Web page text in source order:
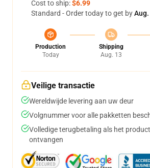
Cost to ship:$6.99
Standard - Order today to get by
Production
Today
Shipping
Aug. 13
Veilige transactie
Wereldwijde levering aan uw deur
Volgnummer voor alle pakketten
Volledige terugbetaling als het
ontvangen